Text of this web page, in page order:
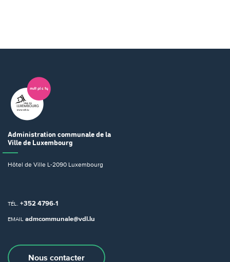
Administration communale de la
Ville de Luxembourg
Hôtel de Ville L-2090 Luxembourg
TÉL. +352 4796-1
EMAIL admcommunale@vdl.lu
Nous contacter